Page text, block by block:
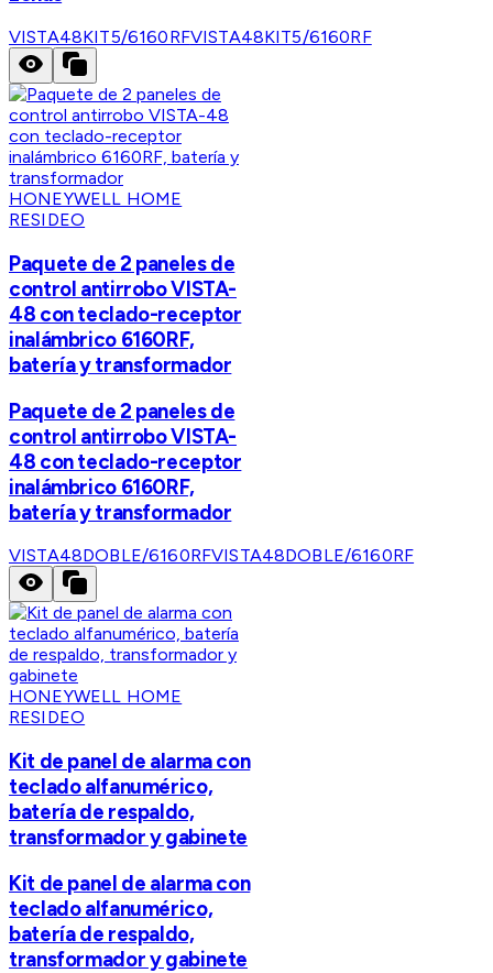
VISTA48KIT5/6160RFVISTA48KIT5/6160RF
HONEYWELL HOME
RESIDEO
Paquete de 2 paneles de
control antirrobo VISTA-
48 con teclado-receptor
inalámbrico 6160RF,
batería y transformador
Paquete de 2 paneles de
control antirrobo VISTA-
48 con teclado-receptor
inalámbrico 6160RF,
batería y transformador
VISTA48DOBLE/6160RFVISTA48DOBLE/6160RF
HONEYWELL HOME
RESIDEO
Kit de panel de alarma con
teclado alfanumérico,
batería de respaldo,
transformador y gabinete
Kit de panel de alarma con
teclado alfanumérico,
batería de respaldo,
transformador y gabinete